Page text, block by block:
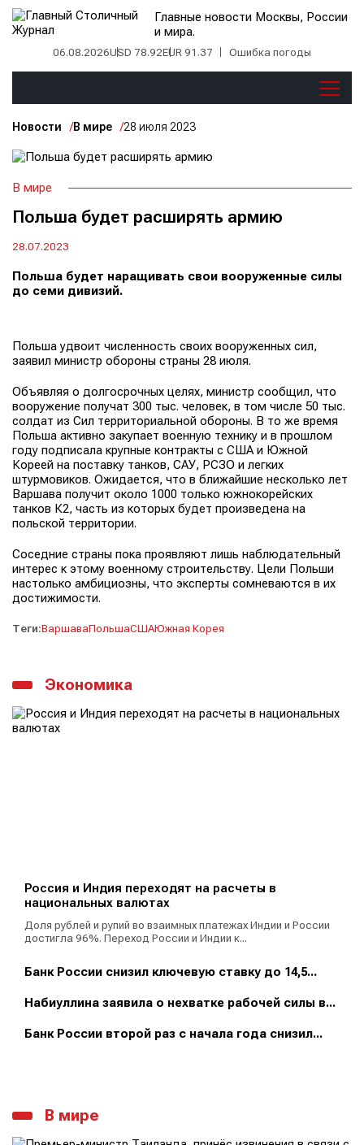
Главные новости Москвы, России
и мира.
06.08.2026USD 78.92EUR 91.37 Ошибка погоды
Новости В мире 28 июля 2023
В мире
Польша будет расширять армию
28.07.2023
Польша будет наращивать свои вооруженные силы
до семи дивизий.
Польша удвоит численность своих вооруженных сил,
заявил министр обороны страны 28 июля.
Объявляя о долгосрочных целях, министр сообщил, что
вооружение получат 300 тыс. человек, в том числе 50 тыс.
солдат из Сил территориальной обороны. В то же время
Польша активно закупает военную технику и в прошлом
году подписала крупные контракты с США и Южной
Кореей на поставку танков, САУ, РСЗО и легких
штурмовиков. Ожидается, что в ближайшие несколько лет
Варшава получит около 1000 только южнокорейских
танков К2, часть из которых будет произведена на
польской территории.
Соседние страны пока проявляют лишь наблюдательный
интерес к этому военному строительству. Цели Польши
настолько амбициозны, что эксперты сомневаются в их
достижимости.
Теги:ВаршаваПольшаСШАЮжная Корея
Экономика
Россия и Индия переходят на расчеты в
национальных валютах
Доля рублей и рупий во взаимных платежах Индии и России
достигла 96%. Переход России и Индии к...
Банк России снизил ключевую ставку до 14,5...
Набиуллина заявила о нехватке рабочей силы в...
Банк России второй раз с начала года снизил...
В мире